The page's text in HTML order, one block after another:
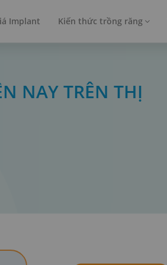
Implant Kiến thức trồng răng
NAY TRÊN THỊ